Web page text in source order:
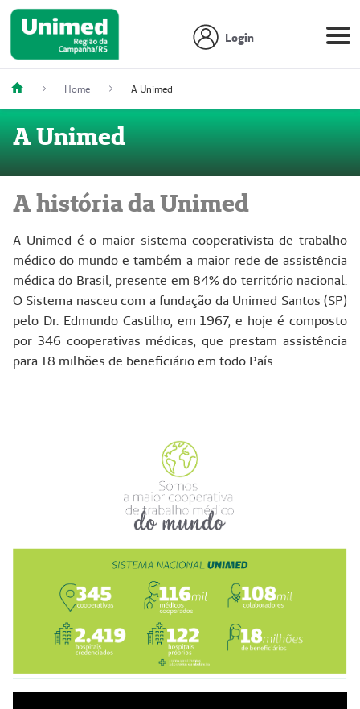
Login
Home A Unimed
A Unimed
A história da Unimed
A Unimed é o maior sistema cooperativista de trabalho
médico do mundo e também a maior rede de assistência
médica do Brasil, presente em 84% do território nacional.
O Sistema nasceu com a fundação da Unimed Santos (SP)
pelo Dr. Edmundo Castilho, em 1967, e hoje é composto
por 346 cooperativas médicas, que prestam assistência
para 18 milhões de beneficiário em todo País.